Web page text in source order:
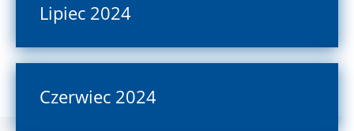
Lipiec 2024
Czerwiec 2024